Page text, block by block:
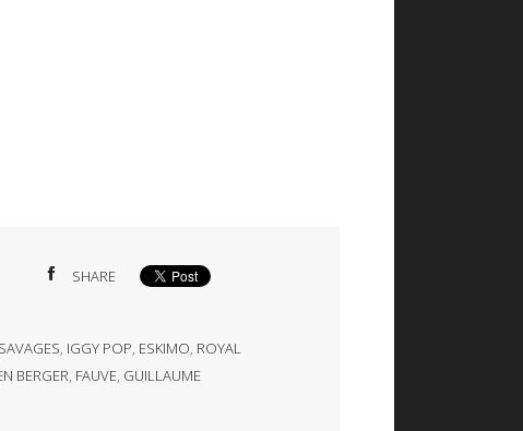
SHARE
SAVAGES, IGGY POP, ESKIMO, ROYAL
BERGER, FAUVE, GUILLAUME